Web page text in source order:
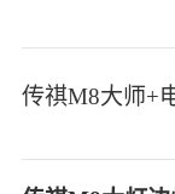
传祺M8大师+